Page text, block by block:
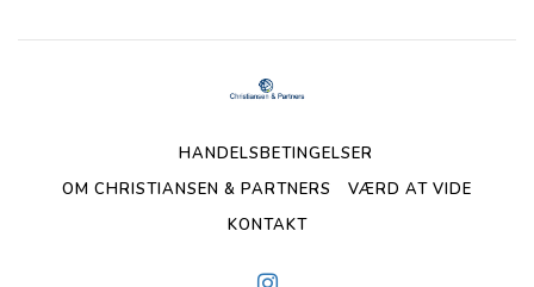
HANDELSBETINGELSER
OM CHRISTIANSEN & PARTNERS
VÆRD AT VIDE
KONTAKT